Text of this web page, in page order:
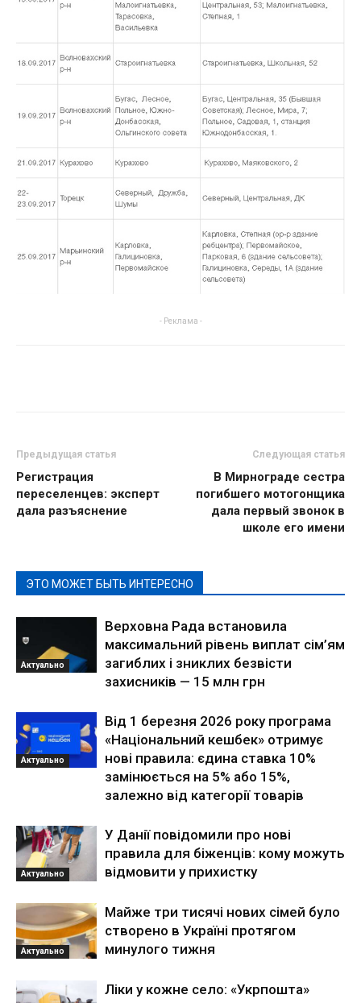
- Реклама -
Предыдущая статья
Регистрация
переселенцев: эксперт
дала разъяснение
Следующая статья
В Мирнограде сестра
погибшего мотогонщика
дала первый звонок в
школе его имени
ЭТО МОЖЕТ БЫТЬ ИНТЕРЕСНО
Актуально
Верховна Рада встановила
максимальний рівень виплат сім’ям
загиблих і зниклих безвісти
захисників — 15 млн грн
Актуально
Від 1 березня 2026 року програма
«Національний кешбек» отримує
нові правила: єдина ставка 10%
замінюється на 5% або 15%,
залежно від категорії товарів
Актуально
У Данії повідомили про нові
правила для біженців: кому можуть
відмовити у прихистку
Актуально
Майже три тисячі нових сімей було
створено в Україні протягом
минулого тижня
Ліки у кожне село: «Укрпошта»